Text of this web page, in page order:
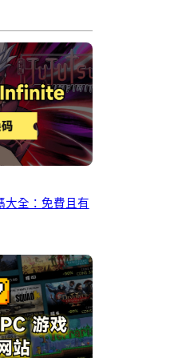
大全：免費且有